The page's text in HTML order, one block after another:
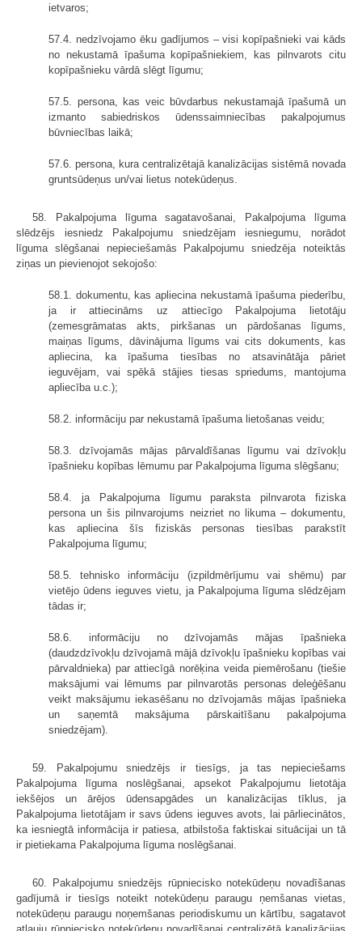
ietvaros;
57.4. nedzīvojamo ēku gadījumos – visi kopīpašnieki vai kāds
no nekustamā īpašuma kopīpašniekiem, kas pilnvarots citu
kopīpašnieku vārdā slēgt līgumu;
57.5. persona, kas veic būvdarbus nekustamajā īpašumā un
izmanto sabiedriskos ūdenssaimniecības pakalpojumus
būvniecības laikā;
57.6. persona, kura centralizētajā kanalizācijas sistēmā novada
gruntsūdeņus un/vai lietus notekūdeņus.
58. Pakalpojuma līguma sagatavošanai, Pakalpojuma līguma
slēdzējs iesniedz Pakalpojumu sniedzējam iesniegumu, norādot
līguma slēgšanai nepieciešamās Pakalpojumu sniedzēja noteiktās
ziņas un pievienojot sekojošo:
58.1. dokumentu, kas apliecina nekustamā īpašuma piederību,
ja ir attiecināms uz attiecīgo Pakalpojuma lietotāju
(zemesgrāmatas akts, pirkšanas un pārdošanas līgums,
maiņas līgums, dāvinājuma līgums vai cits dokuments, kas
apliecina, ka īpašuma tiesības no atsavinātāja pāriet
ieguvējam, vai spēkā stājies tiesas spriedums, mantojuma
apliecība u.c.);
58.2. informāciju par nekustamā īpašuma lietošanas veidu;
58.3. dzīvojamās mājas pārvaldīšanas līgumu vai dzīvokļu
īpašnieku kopības lēmumu par Pakalpojuma līguma slēgšanu;
58.4. ja Pakalpojuma līgumu paraksta pilnvarota fiziska
persona un šis pilnvarojums neizriet no likuma – dokumentu,
kas apliecina šīs fiziskās personas tiesības parakstīt
Pakalpojuma līgumu;
58.5. tehnisko informāciju (izpildmērījumu vai shēmu) par
vietējo ūdens ieguves vietu, ja Pakalpojuma līguma slēdzējam
tādas ir;
58.6. informāciju no dzīvojamās mājas īpašnieka
(daudzdzīvokļu dzīvojamā mājā dzīvokļu īpašnieku kopības vai
pārvaldnieka) par attiecīgā norēķina veida piemērošanu (tiešie
maksājumi vai lēmums par pilnvarotās personas deleģēšanu
veikt maksājumu iekasēšanu no dzīvojamās mājas īpašnieka
un saņemtā maksājuma pārskaitīšanu pakalpojuma
sniedzējam).
59. Pakalpojumu sniedzējs ir tiesīgs, ja tas nepieciešams
Pakalpojuma līguma noslēgšanai, apsekot Pakalpojumu lietotāja
iekšējos un ārējos ūdensapgādes un kanalizācijas tīklus, ja
Pakalpojuma lietotājam ir savs ūdens ieguves avots, lai pārliecinātos,
ka iesniegtā informācija ir patiesa, atbilstoša faktiskai situācijai un tā
ir pietiekama Pakalpojuma līguma noslēgšanai.
60. Pakalpojumu sniedzējs rūpniecisko notekūdeņu novadīšanas
gadījumā ir tiesīgs noteikt notekūdeņu paraugu ņemšanas vietas,
notekūdeņu paraugu noņemšanas periodiskumu un kārtību, sagatavot